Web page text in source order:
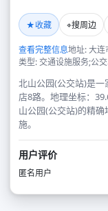
★收藏 ⌖搜周边
查看完整信息地址: 大
类型: 交通设施服务;公
北山公园(公交站)是
店8路。地理坐标：
山公园(公交站)的精
施。
用户评价
匿名用户